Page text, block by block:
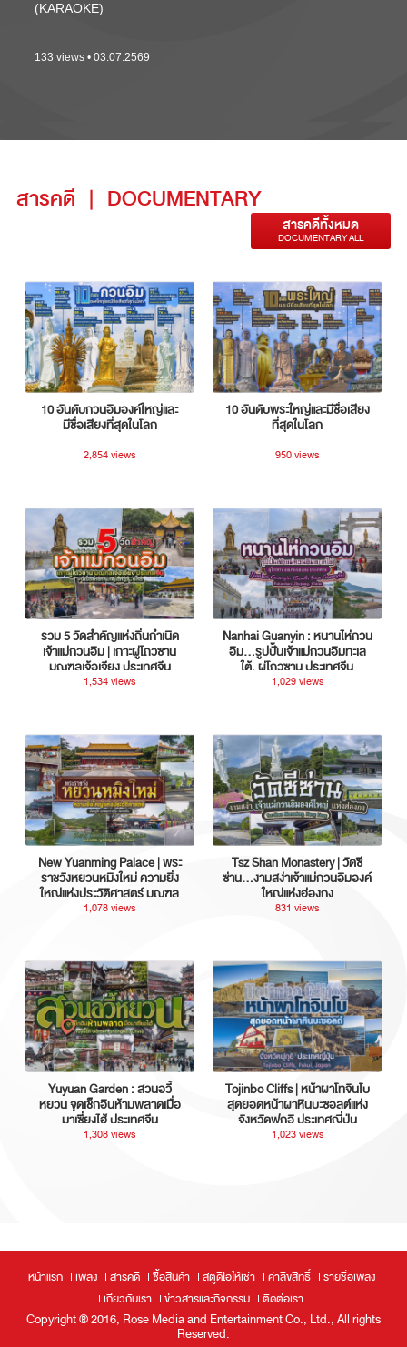
(KARAOKE)
133 views • 03.07.2569
สารคดี | DOCUMENTARY
สารคดีทั้งหมด
DOCUMENTARY ALL
10 อันดับกวนอิมองค์ใหญ่และ
มีชื่อเสียงที่สุดในโลก
2,854 views
10 อันดับพระใหญ่และมีชื่อเสียง
ที่สุดในโลก
950 views
รวม 5 วัดสำคัญแห่งถิ่นกำเนิด
เจ้าแม่กวนอิม | เกาะผู่โถวซาน
มณฑลเจ้อเจียง ประเทศจีน
1,534 views
Nanhai Guanyin : หนานไห่กวน
อิม...รูปปั้นเจ้าแม่กวนอิมทะเล
ใต้, ผู่โถวซาน ประเทศจีน
1,029 views
New Yuanming Palace | พระ
ราชวังหยวนหมิงใหม่ ความยิ่ง
ใหญ่แห่งประวัติศาสตร์ มณฑล
กวางตุ้ง ประเทศจีน
1,078 views
Tsz Shan Monastery | วัดซี
ซ่าน…งามสง่าเจ้าแม่กวนอิมองค์
ใหญ่แห่งฮ่องกง
831 views
Yuyuan Garden : สวนอวี้
หยวน จุดเช็กอินห้ามพลาดเมื่อ
มาเซี่ยงไฮ้ ประเทศจีน
1,308 views
Tojinbo Cliffs | หน้าผาโทจินโบ
สุดยอดหน้าผาหินบะซอลต์แห่ง
จังหวัดฟุกุอิ ประเทศญี่ปุ่น
1,023 views
หน้าแรก เพลง สารคดี ซื้อสินค้า สตูดิโอให้เช่า ค่าลิขสิทธิ์
รายชื่อเพลง
เกี่ยวกับเรา
ข่าวสารและกิจกรรม ติดต่อเรา
Copyright ® 2016, Rose Media and Entertainment Co., Ltd., All rights
Reserved.